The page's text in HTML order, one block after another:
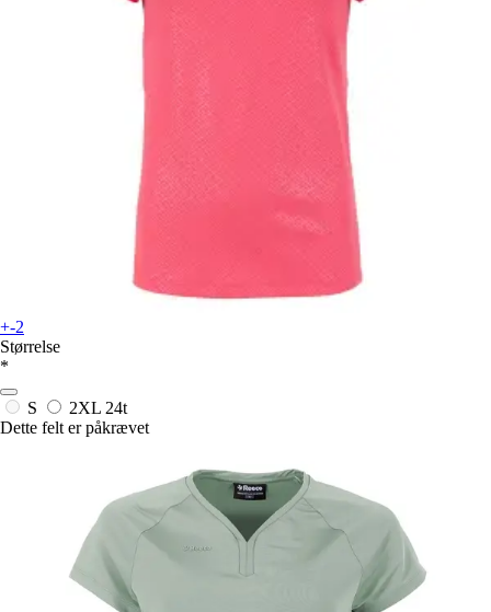
+-2
Størrelse
*
S 2XL 24t
Dette felt er påkrævet